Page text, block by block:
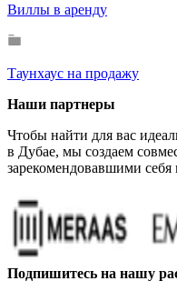
Виллы в аренду
Таунхаус на продажу
Наши партнеры
Чтобы найти для вас
в Дубае, мы создаем
зарекомендовавшими
Подпишитесь на нашу